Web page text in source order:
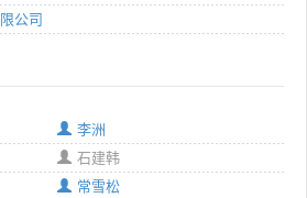
公司
李洲
石建韩
常雪松